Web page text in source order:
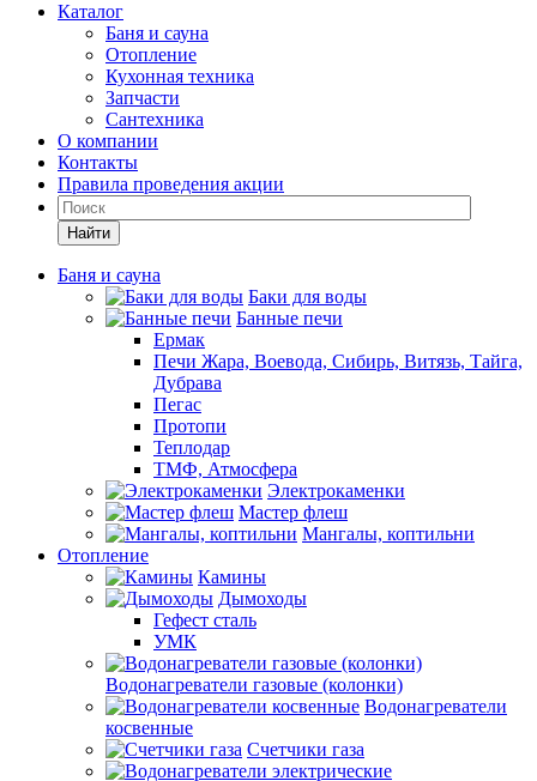
Каталог
Баня и сауна
Отопление
Кухонная техника
Запчасти
Сантехника
О компании
Контакты
Правила проведения акции
Найти
Баня и сауна
Баки для воды
Банные печи
Ермак
Печи Жара, Воевода, Сибирь, Витязь, Тайга,
Дубрава
Пегас
Протопи
Теплодар
ТМФ, Атмосфера
Электрокаменки
Мастер флеш
Мангалы, коптильни
Отопление
Камины
Дымоходы
Гефест сталь
УМК
Водонагреватели газовые (колонки)
Водонагреватели
косвенные
Счетчики газа